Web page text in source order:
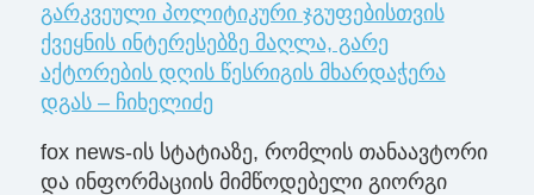
გარკვეული პოლიტიკური ჯგუფებისთვის
ქვეყნის ინტერესებზე მაღლა, გარე
აქტორების დღის წესრიგის მხარდაჭერა
დგას – ჩიხელიძე
fox news-ის სტატიაზე, რომლის თანაავტორი
და ინფორმაციის მიმწოდებელი გიორგი